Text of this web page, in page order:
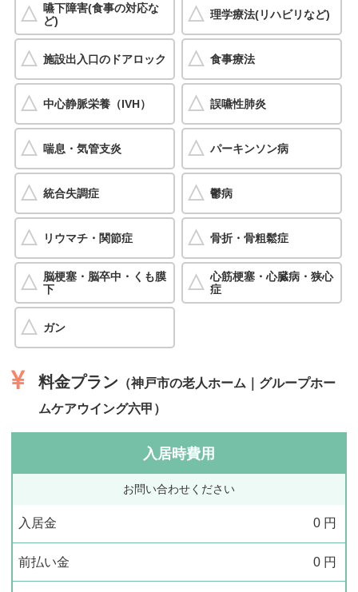
嚥下障害(食事の対応な
ど)
理学療法(リハビリなど)
施設出入口のドアロック 食事療法
中心静脈栄養（IVH） 誤嚥性肺炎
喘息・気管支炎 パーキンソン病
統合失調症 鬱病
リウマチ・関節症 骨折・骨粗鬆症
脳梗塞・脳卒中・くも膜
下
心筋梗塞・心臓病・狭心
症
ガン
料金プラン （神戸市の老人ホーム｜グループホー
ムケアウイング六甲）
入居時費用
お問い合わせください
入居金 0 円
前払い金 0 円